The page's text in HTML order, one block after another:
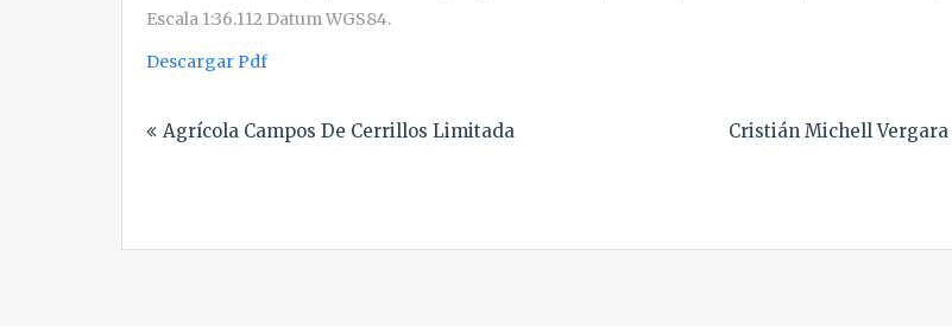
Escala 1:36.112 Datum WGS84.
Descargar Pdf
deAgrícola Campos De Cerrillos Limitada Cristián Michell Vergara